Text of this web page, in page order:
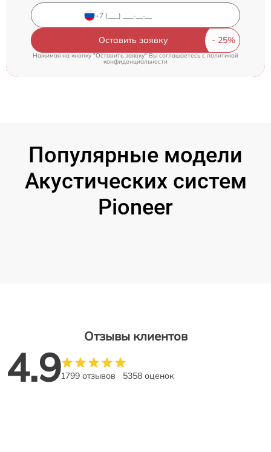
Оставить заявку
Нажимая на кнопку "Оставить заявку" Вы соглашаетесь cполитикой
конфиденциальности
Популярные модели
Акустических систем
Pioneer
Отзывы клиентов
4.91799 отзывов 5358 оценок